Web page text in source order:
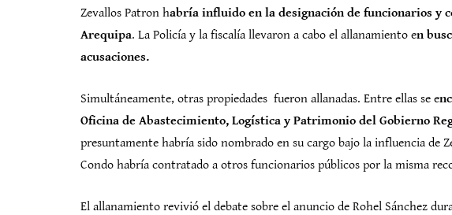
Zevallos Patron habría influido en la designación de funcionarios y
Arequipa. La Policía y la fiscalía llevaron a cabo el allanamiento en
acusaciones.
Simultáneamente, otras propiedades fueron allanadas. Entre ellas se e
Oficina de Abastecimiento, Logística y Patrimonio del Gobierno
presuntamente habría sido nombrado en su cargo bajo la influencia de
Condo habría contratado a otros funcionarios públicos por la misma
El allanamiento revivió el debate sobre el anuncio de Rohel Sánchez